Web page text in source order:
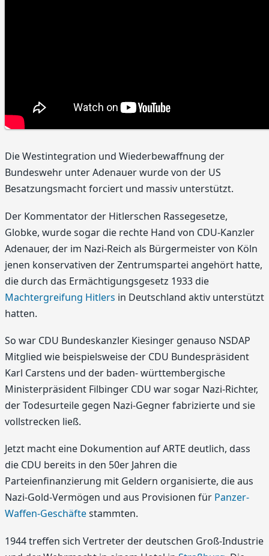
Die Westintegration und Wiederbewaffnung der
Bundeswehr unter Adenauer wurde von der US
Besatzungsmacht forciert und massiv unterstützt.
Der Kommentator der Hitlerschen Rassegesetze,
Globke, wurde sogar die rechte Hand von CDU-Kanzler
Adenauer, der im Nazi-Reich als Bürgermeister von Köln
jenen konservativen der Zentrumspartei angehört hatte,
die durch das Ermächtigungsgesetz 1933 die
Machtergreifung Hitlers in Deutschland aktiv unterstützt
hatten.
So war CDU Bundeskanzler Kiesinger genauso NSDAP
Mitglied wie beispielsweise der CDU Bundespräsident
Karl Carstens und der baden- württembergische
Ministerpräsident Filbinger CDU war sogar Nazi-Richter,
der Todesurteile gegen Nazi-Gegner fabrizierte und sie
vollstrecken ließ.
Jetzt macht eine Dokumention auf ARTE deutlich, dass
die CDU bereits in den 50er Jahren die
Parteienfinanzierung mit Geldern organisierte, die aus
Nazi-Gold-Vermögen und aus Provisionen für Panzer-
Waffen-Geschäftestammten.
1944 treffen sich Vertreter der deutschen Groß-Industrie